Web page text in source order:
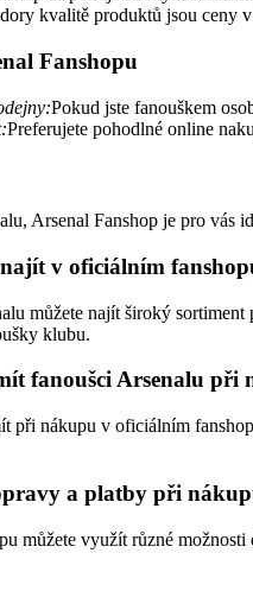
kvalitě produktů jsou ceny
Fanshopu
Pokud jste fanouškem
Preferujete pohodlné online
Arsenal Fanshop je pro vás
v oficiálním
můžete najít široký
klubu.
fanoušci Arsenalu při
při nákupu v oficiálním
a platby při
můžete využít různé